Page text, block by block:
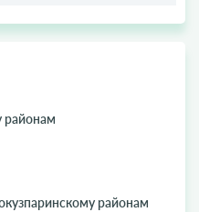
районам
районам